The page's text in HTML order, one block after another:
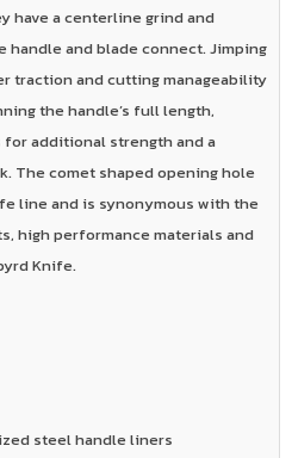
have a centerline grind and
handle and blade connect. Jimping
traction and cutting manageability
the handle’s full length,
additional strength and a
The comet shaped opening hole
line and is synonymous with the
high performance materials and
Knife.
steel handle liners